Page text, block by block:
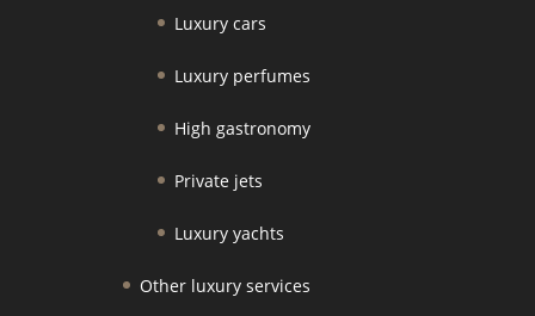
Luxury cars
Luxury perfumes
High gastronomy
Private jets
Luxury yachts
Other luxury services